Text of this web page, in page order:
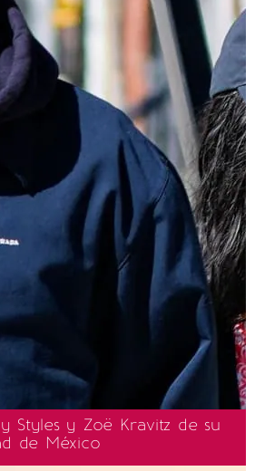
Styles y Zoë Kravitz de su
de México